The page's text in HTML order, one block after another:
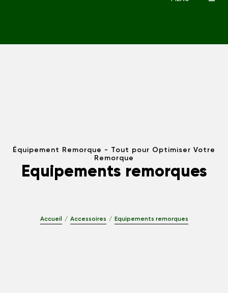
Équipement Remorque - Tout pour Optimiser Votre
Remorque
Equipements remorques
Accueil Accessoires Equipements remorques